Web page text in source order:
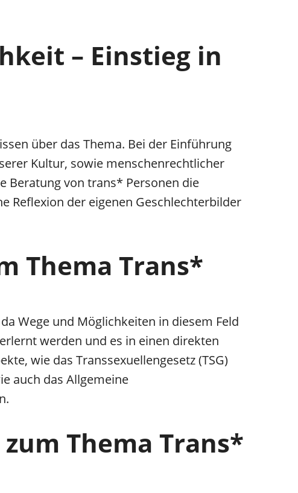
– Einstieg in
über das Thema. Bei der Einführung
Kultur, sowie menschenrechtlicher
Beratung von trans* Personen die
Reflexion der eigenen Geschlechterbilder
Thema Trans*
Wege und Möglichkeiten in diesem Feld
werden und es in einen direkten
wie das Transsexuellengesetz (TSG)
auch das Allgemeine
Thema Trans*